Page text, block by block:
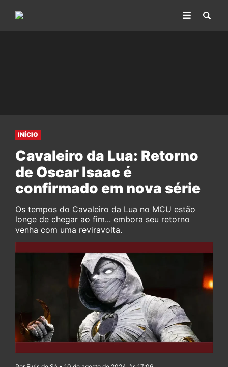
INÍCIO
Cavaleiro da Lua: Retorno
de Oscar Isaac é
confirmado em nova série
Os tempos do Cavaleiro da Lua no MCU estão
longe de chegar ao fim... embora seu retorno
venha com uma reviravolta.